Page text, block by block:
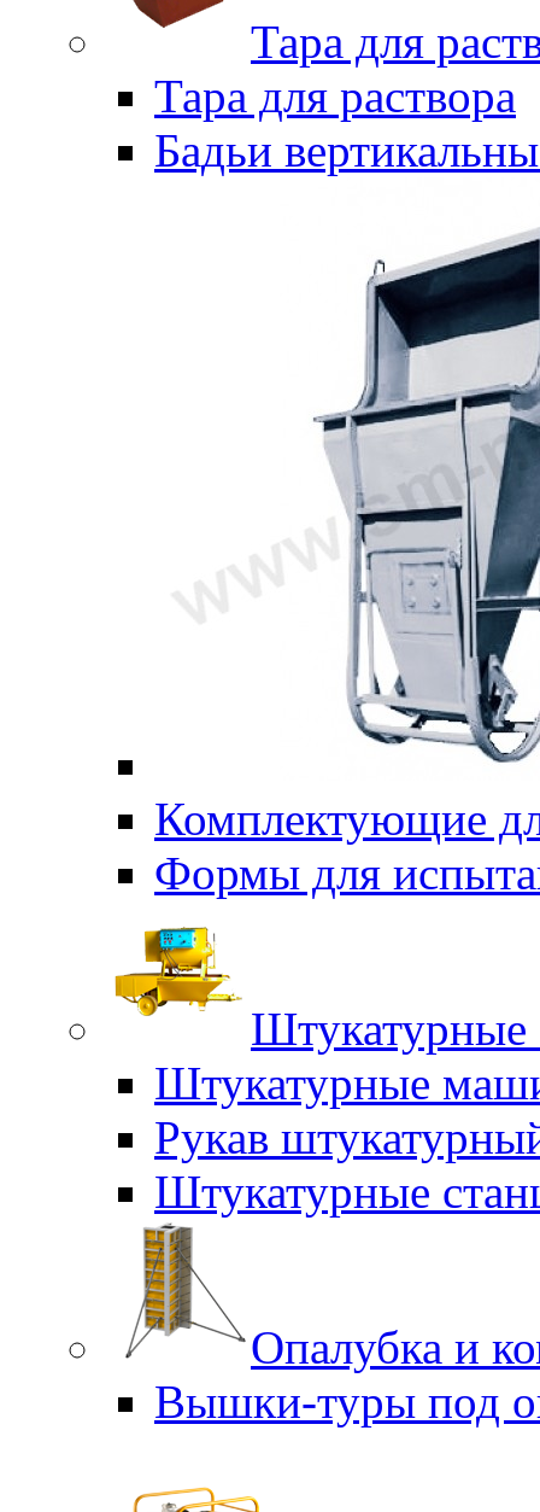
Тара для
Тара для раствора
Бадьи
Комплектующие
Формы для
Штукатурные
Штукатурные
Рукав
Штукатурные
Опалубка и
Вышки-туры под